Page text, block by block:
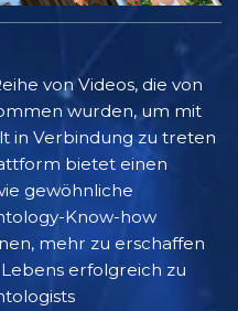
von Videos, die von
wurden, um mit
in Verbindung zu treten
bietet einen
gewöhnliche
Know-how
mehr zu erschaffen
erfolgreich zu